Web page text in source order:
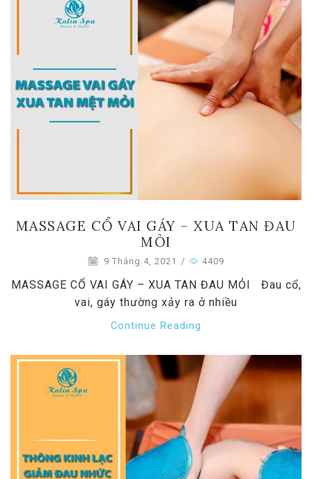
MASSAGE CỔ VAI GÁY – XUA TAN ĐAU
MỎI
9 Tháng 4, 2021 / 4409
MASSAGE CỔ VAI GÁY – XUA TAN ĐAU MỎI Đau cổ,
vai, gáy thường xảy ra ở nhiều
Continue Reading